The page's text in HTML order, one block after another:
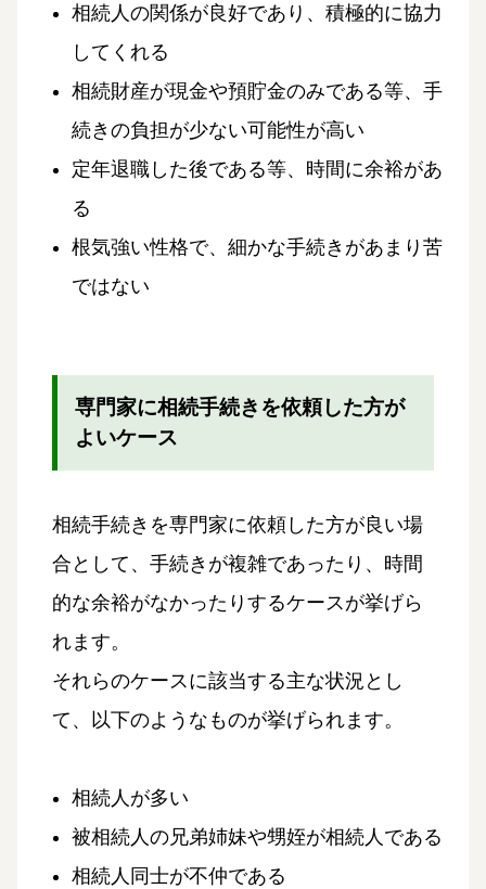
相続人の関係が良好であり、積極的に協力
してくれる
相続財産が現金や預貯金のみである等、手
続きの負担が少ない可能性が高い
定年退職した後である等、時間に余裕があ
る
根気強い性格で、細かな手続きがあまり苦
ではない
専門家に相続手続きを依頼した方が
よいケース
相続手続きを専門家に依頼した方が良い場
合として、手続きが複雑であったり、時間
的な余裕がなかったりするケースが挙げら
れます。
それらのケースに該当する主な状況とし
て、以下のようなものが挙げられます。
相続人が多い
被相続人の兄弟姉妹や甥姪が相続人である
相続人同士が不仲である